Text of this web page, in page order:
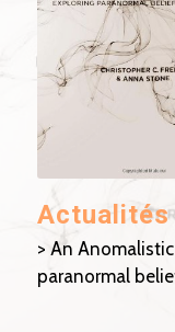
Actualités
> An
paranormal